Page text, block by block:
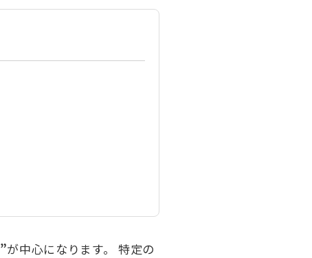
が中心になります。 特定の